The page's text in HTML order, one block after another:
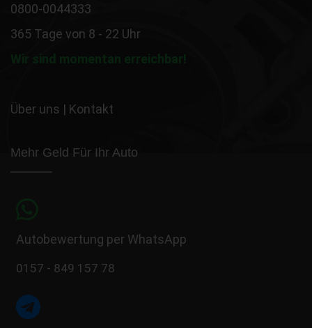
0800-0044333
365 Tage von 8 - 22 Uhr
Wir sind momentan erreichbar!
Über uns | Kontakt
Mehr Geld Für Ihr Auto
Autobewertung per WhatsApp
0157 - 849 157 78